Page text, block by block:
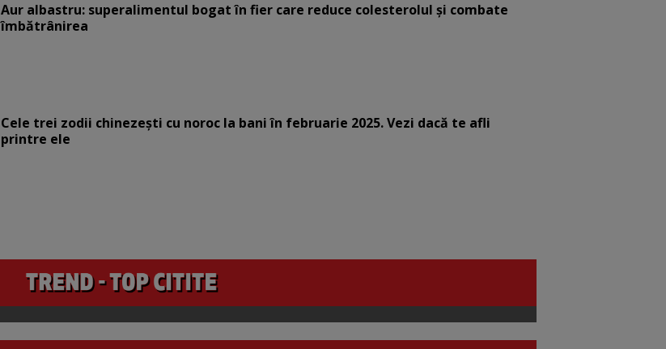
Aur albastru: superalimentul bogat în fier care reduce colesterolul și combate
îmbătrânirea
Cele trei zodii chinezești cu noroc la bani în februarie 2025. Vezi dacă te afli
printre ele